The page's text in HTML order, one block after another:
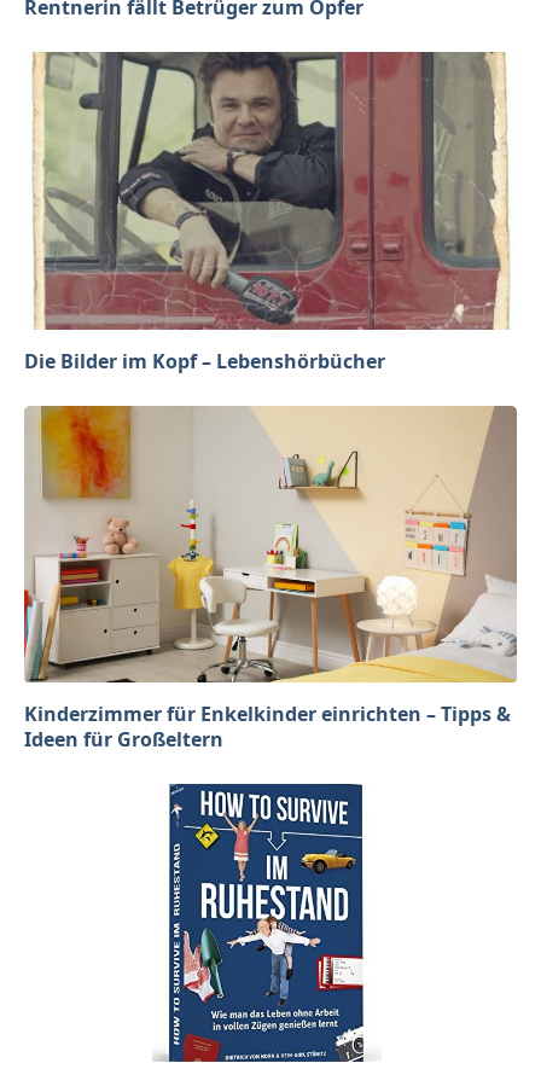
Rentnerin fällt Betrüger zum Opfer
Die Bilder im Kopf – Lebenshörbücher
Kinderzimmer für Enkelkinder einrichten – Tipps &
Ideen für Großeltern